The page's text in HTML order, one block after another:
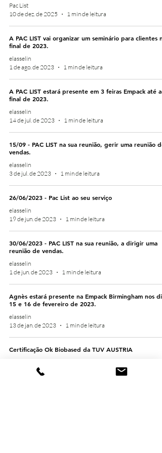
Pac List
10 de dez. de 2025
1 min de leitura
A PAC LIST vai organizar um seminário para clientes no
final de 2023.
elasselin
1 de ago. de 2023
1 min de leitura
A PAC LIST estará presente em 3 feiras Empack até ao
final de 2023.
elasselin
14 de jul. de 2023
1 min de leitura
15/09 - PAC LIST na sua reunião, gerir uma reunião de
vendas.
elasselin
3 de jul. de 2023
1 min de leitura
26/06/2023 - Pac List ao seu serviço
elasselin
19 de jun. de 2023
1 min de leitura
30/06/2023 - PAC LIST na sua reunião, a dirigir uma
reunião de vendas.
elasselin
1 de jun. de 2023
1 min de leitura
Agnès estará presente na Empack Birmingham nos
15 e 16 de fevereiro de 2023.
elasselin
13 de jan. de 2023
1 min de leitura
Certificação Ok Biobased da TUV AUSTRIA
13 de jan. de 2023